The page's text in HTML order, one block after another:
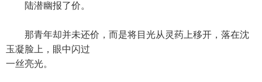
陆潜幽报了价。
那青年却并未还价，而是将目光从灵药上移开，落在沈
玉凝脸上，眼中闪过
一丝亮光。